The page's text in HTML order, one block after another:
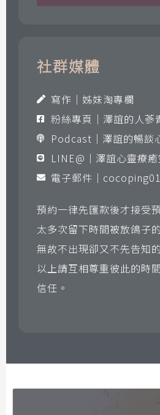
社群媒體
寫作｜姊妹淘專欄
粉絲專頁｜澤誼的人蔘
Podcast｜澤誼的暢談
LINE@｜澤誼心靈療
電子郵件｜
預約一律先匯款後才接受
太多次留下時間被放鴿子
無故不出現卻又不先告知
以上請互相尊重彼此的時
信任。